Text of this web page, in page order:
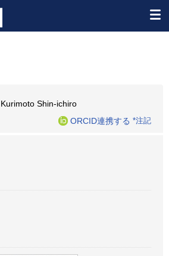
Kurimoto Shin-ichiro
ORCID連携する *注記